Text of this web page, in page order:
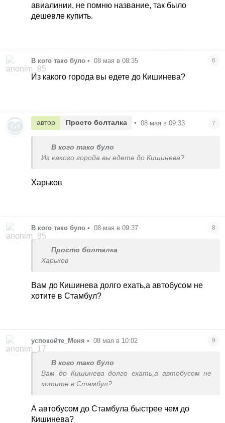
авиалинии, не помню название, так было
дешевле купить.
В кого тако було • 08 мая в 08:35 6
Из какого города вы едете до Кишинева?
автор Просто болталка • 08 мая в 09:33 7
В кого тако було
Из какого города вы едете до Кишинева?
Харьков
В кого тако було • 08 мая в 09:37 8
Просто болталка
Харьков
Вам до Кишинева долго ехать,а автобусом не
хотите в Стамбул?
успокойте_Меня • 08 мая в 10:02 9
В кого тако було
Вам до Кишинева долго ехать,а автобусом не
хотите в Стамбул?
А автобусом до Стамбула быстрее чем до
Кишинева?